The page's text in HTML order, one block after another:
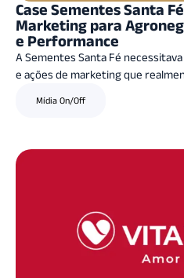
Case Sementes Santa
Marketing para
e Performance
A Sementes Santa Fé
e ações de marketing que
Mídia On/Off